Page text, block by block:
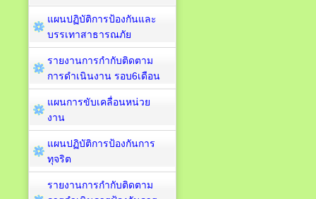
แผนปฏิบัติการป้องกันและ
บรรเทาสาธารณภัย
รายงานการกำกับติดตาม
การดำเนินงาน รอบ6เดือน
แผนการขับเคลื่อนหน่วย
งาน
แผนปฏิบัติการป้องกันการ
ทุจริต
รายงานการกำกับติดตาม